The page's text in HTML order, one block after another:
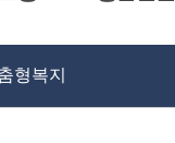
형복지